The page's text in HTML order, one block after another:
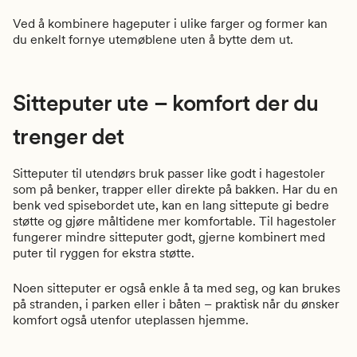
Ved å kombinere hageputer i ulike farger og former kan
du enkelt fornye utemøblene uten å bytte dem ut.
Sitteputer ute – komfort der du
trenger det
Sitteputer til utendørs bruk passer like godt i hagestoler
som på benker, trapper eller direkte på bakken. Har du en
benk ved spisebordet ute, kan en lang sittepute gi bedre
støtte og gjøre måltidene mer komfortable. Til hagestoler
fungerer mindre sitteputer godt, gjerne kombinert med
puter til ryggen for ekstra støtte.
Noen sitteputer er også enkle å ta med seg, og kan brukes
på stranden, i parken eller i båten – praktisk når du ønsker
komfort også utenfor uteplassen hjemme.